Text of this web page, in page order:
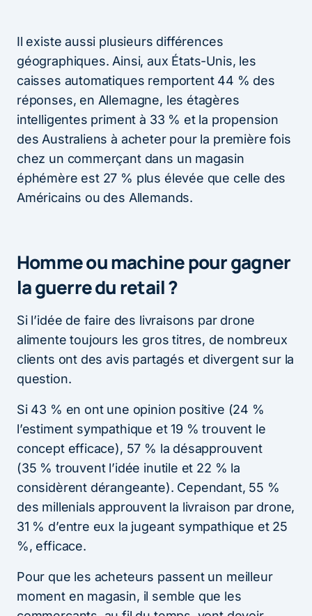
Il existe aussi plusieurs différences
géographiques. Ainsi, aux États-Unis, les
caisses automatiques remportent 44 % des
réponses, en Allemagne, les étagères
intelligentes priment à 33 % et la propension
des Australiens à acheter pour la première fois
chez un commerçant dans un magasin
éphémère est 27 % plus élevée que celle des
Américains ou des Allemands.
Homme ou machine pour gagner
la guerre du retail ?
Si l’idée de faire des livraisons par drone
alimente toujours les gros titres, de nombreux
clients ont des avis partagés et divergent sur la
question.
Si 43 % en ont une opinion positive (24 %
l’estiment sympathique et 19 % trouvent le
concept efficace), 57 % la désapprouvent
(35 % trouvent l’idée inutile et 22 % la
considèrent dérangeante). Cependant, 55 %
des millenials approuvent la livraison par drone,
31 % d’entre eux la jugeant sympathique et 25
%, efficace.
Pour que les acheteurs passent un meilleur
moment en magasin, il semble que les